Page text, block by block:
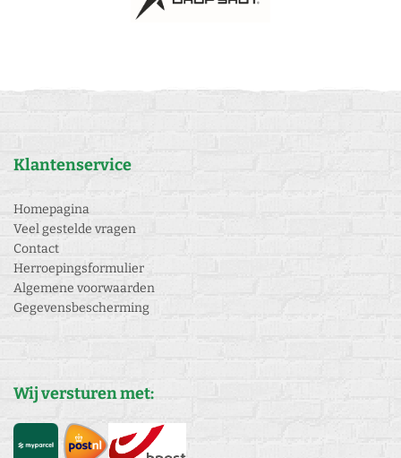
Klantenservice
Homepagina
Veel gestelde vragen
Contact
Herroepingsformulier
Algemene voorwaarden
Gegevensbescherming
Wij versturen met: